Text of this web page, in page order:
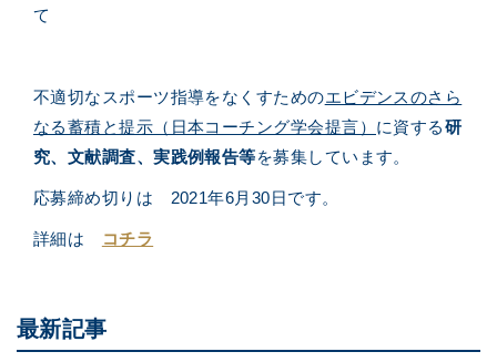
て
不適切なスポーツ指導をなくすためのエビデンスのさら
なる蓄積と提示（日本コーチング学会提言） に資する研
究、文献調査、実践例報告等を募集しています。
応募締め切りは 2021年6月30日です。
詳細は コチラ
最新記事